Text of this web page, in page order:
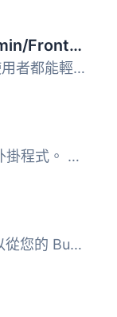
My WP Customize Admin/Frontend
這個外掛讓管理者和前端使用者都能輕鬆地進行自訂設定。許多...
UsersWP 的 ReCaptcha 外掛程式。 UsersWP ReCaptcha 外掛允...
使用 Social Articles 您可以從您的 BuddyPress 個人資料建立...